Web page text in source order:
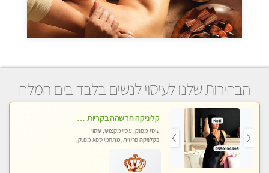
הבחירות שלנו לעיסוי לנשים בלבד בים המלח
קליניקה חדשהה בקריות מעסה איכותית מפנקת ומקצועית מאוד+נשים +זוגות
עיסוי מפנק, עיסוי מקצועי, עיסוי
בקלניקה פרטית, מתחמי ספא מפנק,
לנשים בלבד